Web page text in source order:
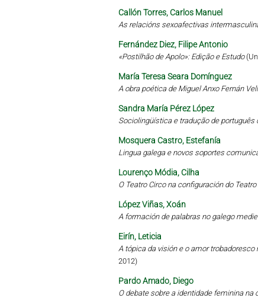
Callón Torres, Carlos Manuel
As relacións sexoafectivas
Fernández Diez, Filipe Antonio
«Postilhão de Apolo»: Edição e Estudo
María Teresa Seara Domínguez
A obra poética de Miguel Anxo Fernán
Sandra María Pérez López
Sociolingüística e tradução de
Mosquera Castro, Estefanía
Lingua galega e novos soportes
Lourenço Módia, Cilha
O Teatro Circo na configuración do
López Viñas, Xoán
A formación de palabras no galego
Eirín, Leticia
A tópica da visión e o amor
2012)
Pardo Amado, Diego
O debate sobre a identidade feminina na